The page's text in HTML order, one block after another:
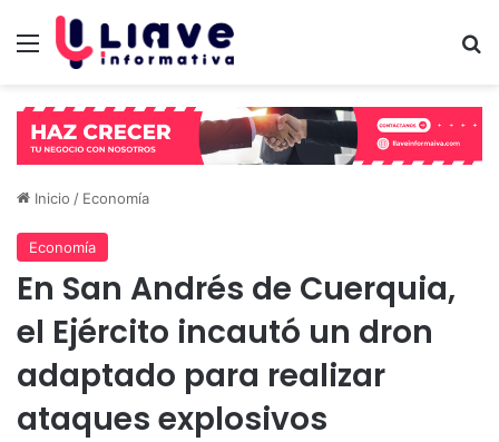
Menú
Inicio / Economía
Economía
En San Andrés de Cuerquia,
el Ejército incautó un dron
adaptado para realizar
ataques explosivos